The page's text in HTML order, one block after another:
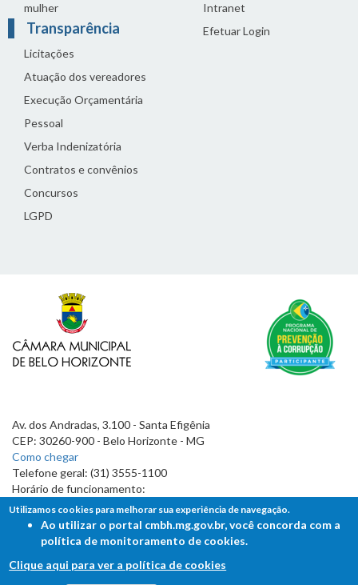
mulher
Transparência
Licitações
Atuação dos vereadores
Execução Orçamentária
Pessoal
Verba Indenizatória
Contratos e convênios
Concursos
LGPD
Intranet
Efetuar Login
Av. dos Andradas, 3.100 - Santa Efigênia
CEP: 30260-900 - Belo Horizonte - MG
Como chegar
Telefone geral: (31) 3555-1100
Horário de funcionamento:
7h às 19h
Utilizamos cookies para melhorar sua experiência de navegação.
Ao utilizar o portal cmbh.mg.gov.br, você concorda com a
política de monitoramento de cookies.
Clique aqui para ver a política de cookies